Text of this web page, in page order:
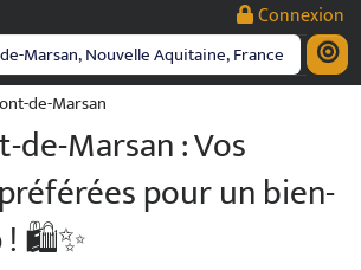
Connexion
de-Marsan
de-Marsan : Vos
pour un bien-
! 🛍️✨